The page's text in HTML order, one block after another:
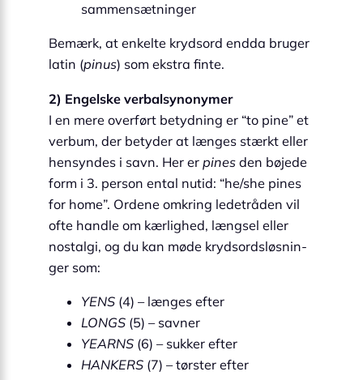
sammensætninger
Bemærk, at enkelte krydsord endda bruger
latin (pinus) som ekstra finte.
2) Engelske verbalsynonymer
I en mere overført betydning er “to pine” et
verbum, der betyder at længes stærkt eller
hen­syn­des i savn. Her er pines den bøjede
form i 3. person ental nutid: “he/she pines
for home”. Ordene omkring ledetråden vil
ofte handle om kærlighed, længsel eller
nostalgi, og du kan møde krydsords­løsnin­
ger som:
YENS (4) – længes efter
LONGS (5) – savner
YEARNS (6) – sukker efter
HANKERS (7) – tørster efter